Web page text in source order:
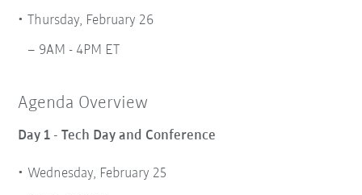
Thursday, February 26
9AM - 4PM ET
Agenda Overview
Day 1 - Tech Day and Conference
Wednesday, February 25